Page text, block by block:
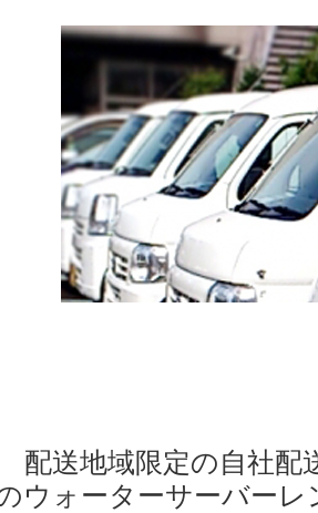
配送地域限定の自社
ウォーターサーバー